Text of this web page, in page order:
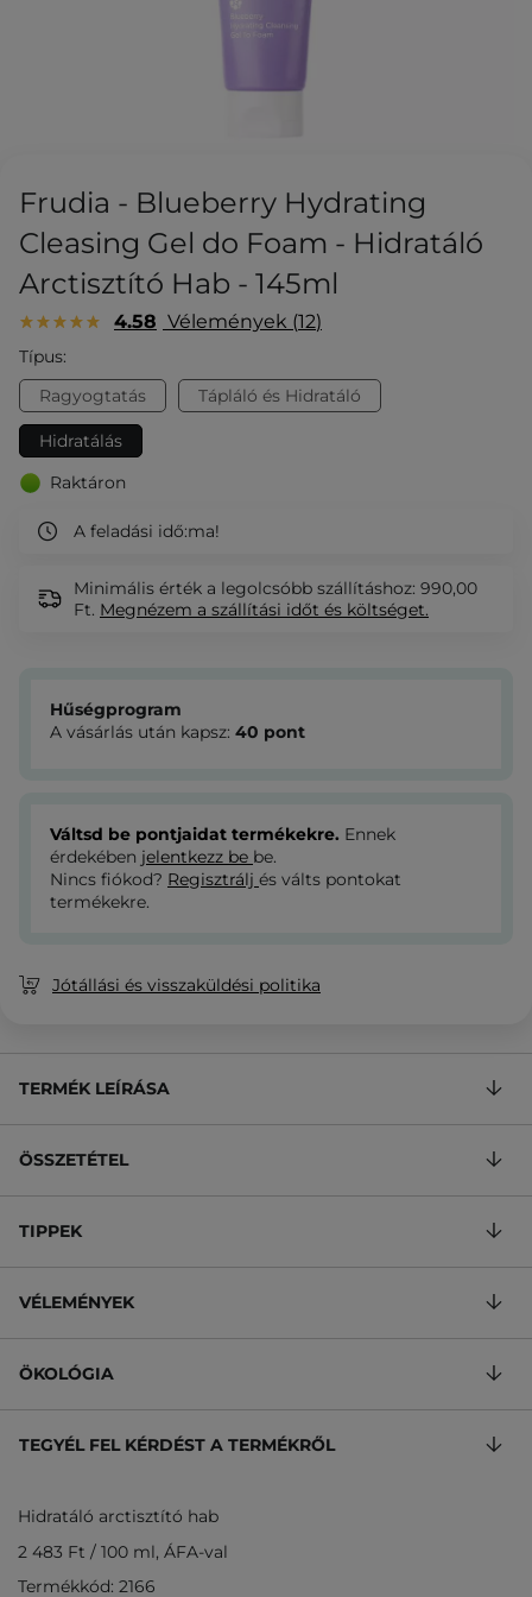
Frudia - Blueberry Hydrating
Cleasing Gel do Foam - Hidratáló
Arctisztító Hab - 145ml
4.58 Vélemények 12
Típus:
Ragyogtatás
Tápláló és Hidratáló
Hidratálás
Raktáron
A feladási idő:ma!
Minimális érték a legolcsóbb szállításhoz: 990,00
Ft. Megnézem a szállítási időt és költséget.
Hűségprogram
A vásárlás után kapsz: 40 pont
Váltsd be pontjaidat termékekre. Ennek
érdekében jelentkezz be be.
Nincs fiókod? Regisztrálj és válts pontokat
termékekre.
Jótállási és visszaküldési politika
TERMÉK LEÍRÁSA
ÖSSZETÉTEL
TIPPEK
VÉLEMÉNYEK
ÖKOLÓGIA
TEGYÉL FEL KÉRDÉST A TERMÉKRŐL
Hidratáló arctisztító hab
2 483 Ft / 100 ml, ÁFA-val
Termékkód: 2166